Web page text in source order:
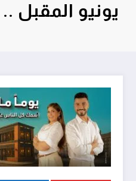
يونيو المقبل .. مسابقة لـ 22 ألف وظيفة لمعلمي